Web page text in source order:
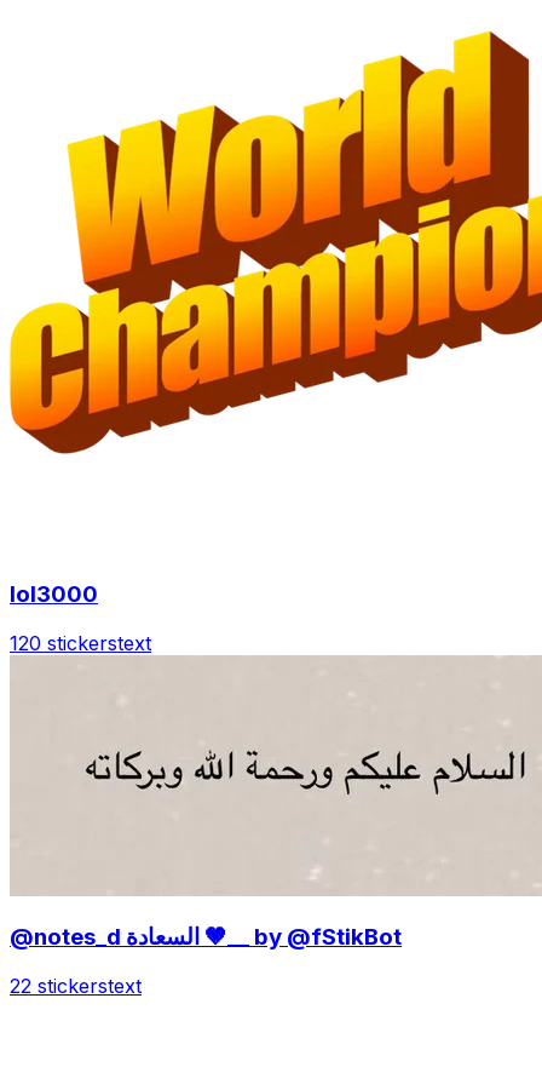
lol3000
120 stickerstext
@notes_d السعادة 🤎__ by @fStikBot
22 stickerstext